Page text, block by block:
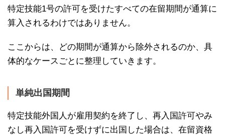
特定技能1号の許可を受けたすべての在留期間が通算に
算入されるわけではありません。
ここからは、どの期間が通算から除外されるのか、具
体的なケースごとに整理していきます。
単純出国期間
特定技能外国人が雇用契約を終了し、再入国許可やみ
なし再入国許可を受けずに出国した場合は、在留資格